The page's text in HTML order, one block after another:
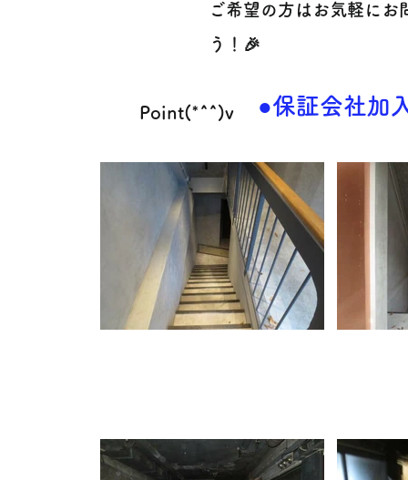
ご希望の方はお気軽に
う！🎉
Point(*^^)v ●保証会社加